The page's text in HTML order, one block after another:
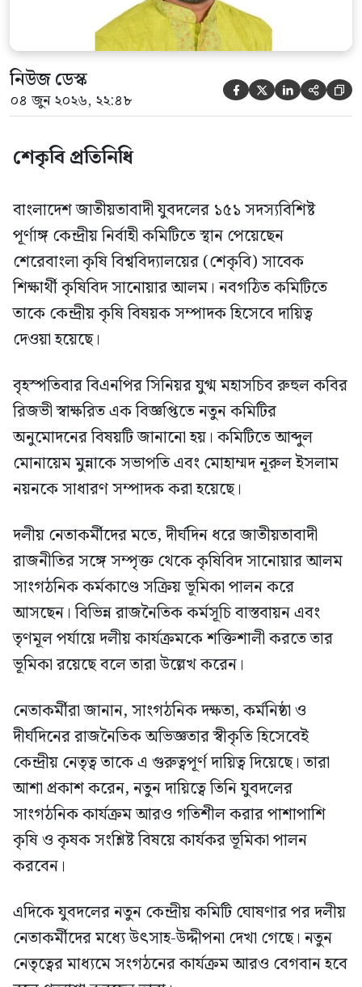
আব্দুল মোনায়েম মুন্নাকে সভাপতি […]
নিউজ ডেস্ক
০৪ জুন ২০২৬, ২২:৪৮     
শেকৃবি প্রতিনিধি
বাংলাদেশ জাতীয়তাবাদী যুবদলের ১৫১ সদস্যবিশিষ্ট
পূর্ণাঙ্গ কেন্দ্রীয় নির্বাহী কমিটিতে স্থান পেয়েছেন
শেরেবাংলা কৃষি বিশ্ববিদ্যালয়ের (শেকৃবি) সাবেক
শিক্ষার্থী কৃষিবিদ সানোয়ার আলম। নবগঠিত কমিটিতে
তাকে কেন্দ্রীয় কৃষি বিষয়ক সম্পাদক হিসেবে দায়িত্ব
দেওয়া হয়েছে।
বৃহস্পতিবার বিএনপির সিনিয়র যুগ্ম মহাসচিব রুহুল কবির
রিজভী স্বাক্ষরিত এক বিজ্ঞপ্তিতে নতুন কমিটির
অনুমোদনের বিষয়টি জানানো হয়। কমিটিতে আব্দুল
মোনায়েম মুন্নাকে সভাপতি এবং মোহাম্মদ নূরুল ইসলাম
নয়নকে সাধারণ সম্পাদক করা হয়েছে।
দলীয় নেতাকর্মীদের মতে, দীর্ঘদিন ধরে জাতীয়তাবাদী
রাজনীতির সঙ্গে সম্পৃক্ত থেকে কৃষিবিদ সানোয়ার আলম
সাংগঠনিক কর্মকাণ্ডে সক্রিয় ভূমিকা পালন করে
আসছেন। বিভিন্ন রাজনৈতিক কর্মসূচি বাস্তবায়ন এবং
তৃণমূল পর্যায়ে দলীয় কার্যক্রমকে শক্তিশালী করতে তার
ভূমিকা রয়েছে বলে তারা উল্লেখ করেন।
নেতাকর্মীরা জানান, সাংগঠনিক দক্ষতা, কর্মনিষ্ঠা ও
দীর্ঘদিনের রাজনৈতিক অভিজ্ঞতার স্বীকৃতি হিসেবেই
কেন্দ্রীয় নেতৃত্ব তাকে এ গুরুত্বপূর্ণ দায়িত্ব দিয়েছে। তারা
আশা প্রকাশ করেন, নতুন দায়িত্বে তিনি যুবদলের
সাংগঠনিক কার্যক্রম আরও গতিশীল করার পাশাপাশি
কৃষি ও কৃষক সংশ্লিষ্ট বিষয়ে কার্যকর ভূমিকা পালন
করবেন।
এদিকে যুবদলের নতুন কেন্দ্রীয় কমিটি ঘোষণার পর দলীয়
নেতাকর্মীদের মধ্যে উৎসাহ-উদ্দীপনা দেখা গেছে। নতুন
নেতৃত্বের মাধ্যমে সংগঠনের কার্যক্রম আরও বেগবান হবে